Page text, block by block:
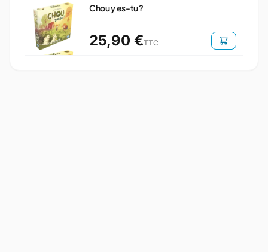
Chou y es-tu ?
25,90 €TTC